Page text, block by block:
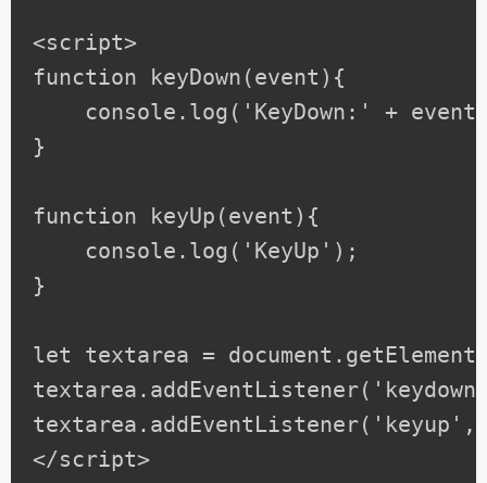
<script>
function keyDown(event){
console.log('KeyDown:' +
}
function keyUp(event){
    console.log('KeyUp');
}
let textarea =
textarea.addEventListener('keyup',
</script>